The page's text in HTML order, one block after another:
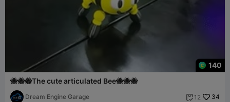
140
🐝🐝🐝The cute articulated Bee🐝🐝🐝
Dream Engine Garage  12 34